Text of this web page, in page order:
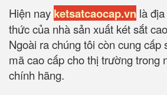
Hiện nay ketsatcaocap.vn là
thức của nhà sản xuất két sắt
Ngoài ra chúng tôi còn cung cấp
mã cao cấp cho thị trường trong
chính hãng.